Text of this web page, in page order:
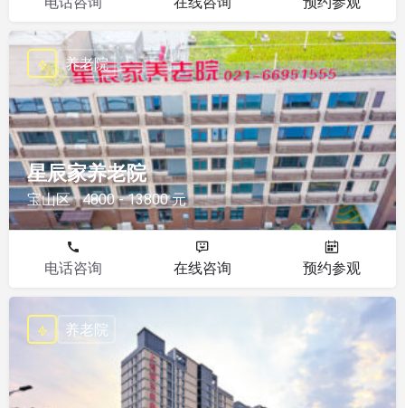
星辰家养老院
宝山区 4800 - 13800 元
养老院
电话咨询 在线咨询 预约参观
养老院